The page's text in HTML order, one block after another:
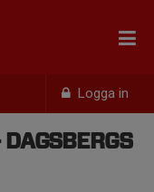
Logga in